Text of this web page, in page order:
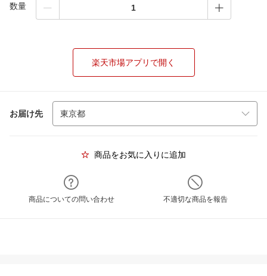
数量
楽天市場アプリで開く
お届け先
商品をお気に入りに追加
商品についての問い合わせ 不適切な商品を報告